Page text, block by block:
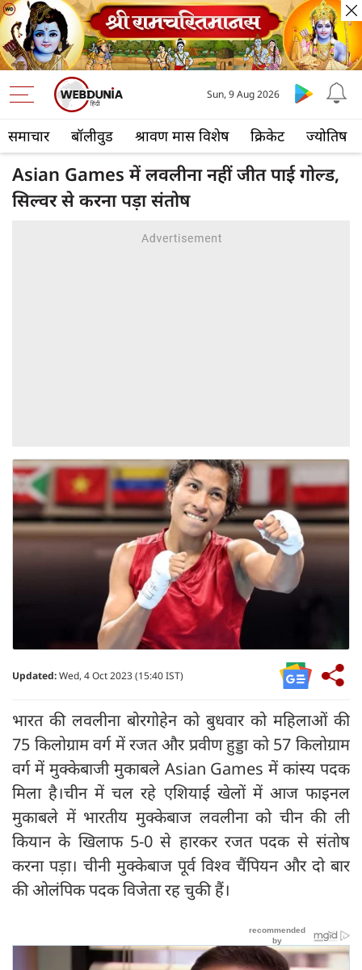
समाचार बॉलीवुड श्रावण मास विशेष क्रिकेट ज्योतिष
Sun, 9 Aug 2026
Asian Games में लवलीना नहीं जीत पाई गोल्ड,
सिल्वर से करना पड़ा संतोष
Updated:Wed, 4 Oct 2023 (15:40 IST)
भारत की लवलीना बोरगोहेन को बुधवार को महिलाओं की
75 किलोग्राम वर्ग में रजत और प्रवीण हुड्डा को 57 किलोग्राम
वर्ग में मुक्केबाजी मुकाबले Asian Games में कांस्य पदक
मिला है।चीन में चल रहे एशियाई खेलों में आज फाइनल
मुकाबले में भारतीय मुक्केबाज लवलीना को चीन की ली
कियान के खिलाफ 5-0 से हारकर रजत पदक से संतोष
करना पड़ा। चीनी मुक्केबाज पूर्व विश्व चैंपियन और दो बार
की ओलंपिक पदक विजेता रह चुकी हैं।